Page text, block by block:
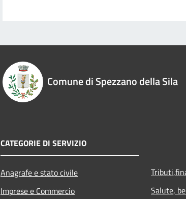
Comune di Spezzano della Sila
CATEGORIE DI SERVIZIO
Anagrafe e stato civile
Imprese e Commercio
Salute,